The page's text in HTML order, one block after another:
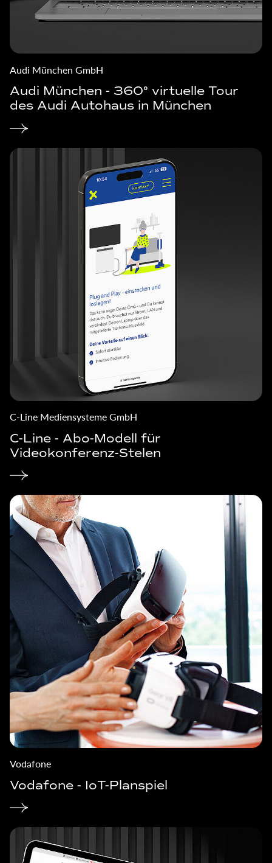
Audi München GmbH
Audi München - 360° virtuelle Tour
des Audi Autohaus in München
C-Line Mediensysteme GmbH
C-Line - Abo-Modell für
Videokonferenz-Stelen
Vodafone
Vodafone - IoT-Planspiel